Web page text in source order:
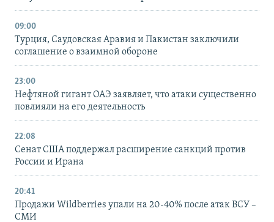
09:00
Турция, Саудовская Аравия и Пакистан заключили
соглашение о взаимной обороне
23:00
Нефтяной гигант ОАЭ заявляет, что атаки существенно
повлияли на его деятельность
22:08
Сенат США поддержал расширение санкций против
России и Ирана
20:41
Продажи Wildberries упали на 20-40% после атак ВСУ –
СМИ